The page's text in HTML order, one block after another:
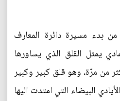
بدء مسيرة دائرة المعارف
يمثل القلق الذي يساورها
من مرّة، وهو قلق كبير وكبير
البيضاء التي امتدت اليها